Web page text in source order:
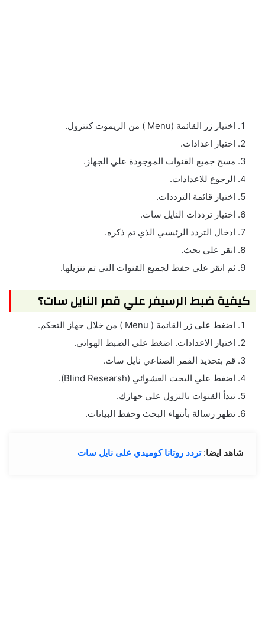
اختيار زر القائمة (Menu ) من الريموت كنترول.
اختيار اعدادات.
مسح جميع القنوات الموجودة علي الجهاز.
الرجوع للاعدادات.
اختيار قائمة الترددات.
اختيار ترددات النايل سات.
ادخال التردد الرئيسي الذي تم ذكره.
انقر علي بحث.
ثم انقر علي حفظ لجميع القنوات التي تم تنزيلها.
كيفية ضبط الرسيفر علي قمر النايل سات؟
اضغط علي زر القائمة ( Menu ) من خلال جهاز التحكم.
اختيار الاعدادات. اضغط علي الضبط الهوائي.
قم بتحديد القمر الصناعي نايل سات.
اضغط علي البحث العشوائي (Blind Researsh).
تبدأ القنوات بالنزول علي جهازك.
تظهر رسالة بأنتهاء البحث وحفظ البيانات.
شاهد ايضا:تردد روتانا كوميدي على نايل سات